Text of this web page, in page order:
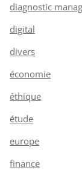
diagnostic
digital
divers
économie
éthique
étude
europe
finance